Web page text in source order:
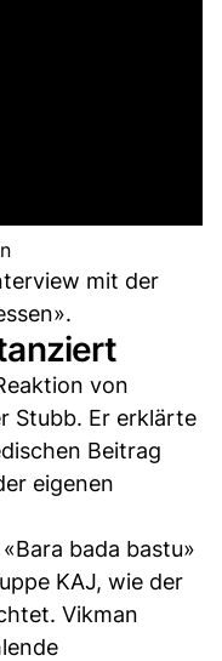
mit der
von
Stubb. Er erklärte
Beitrag
eigenen
bada bastu»
KAJ, wie der
Vikman